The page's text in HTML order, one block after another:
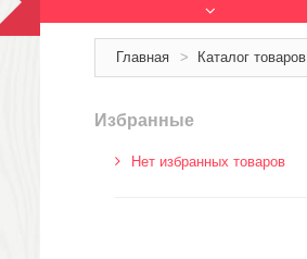
Главная > Каталог товаров
Избранные
Нет избранных товаров